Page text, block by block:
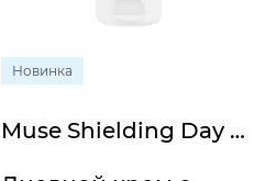
Новинка
Muse Shielding Day Cream SPF 30